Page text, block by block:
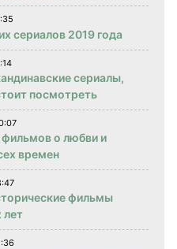
сериалов 2019 года
сериалы,
посмотреть
о любви и
времен
фильмы
лет